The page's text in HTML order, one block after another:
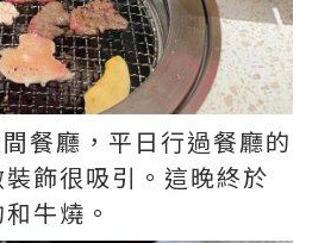
餐廳，平日行過餐廳的
飾很吸引。這晚終於
牛燒。